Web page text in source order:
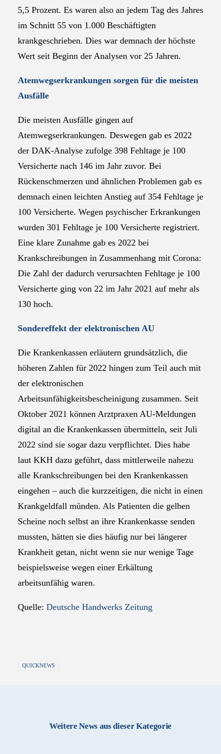
5,5 Prozent. Es waren also an jedem Tag des Jahres
im Schnitt 55 von 1.000 Beschäftigten
krankgeschrieben. Dies war demnach der höchste
Wert seit Beginn der Analysen vor 25 Jahren.
Atemwegserkrankungen sorgen für die meisten
Ausfälle
Die meisten Ausfälle gingen auf
Atemwegserkrankungen. Deswegen gab es 2022
der DAK-Analyse zufolge 398 Fehltage je 100
Versicherte nach 146 im Jahr zuvor. Bei
Rückenschmerzen und ähnlichen Problemen gab es
demnach einen leichten Anstieg auf 354 Fehltage je
100 Versicherte. Wegen psychischer Erkrankungen
wurden 301 Fehltage je 100 Versicherte registriert.
Eine klare Zunahme gab es 2022 bei
Krankschreibungen in Zusammenhang mit Corona:
Die Zahl der dadurch verursachten Fehltage je 100
Versicherte ging von 22 im Jahr 2021 auf mehr als
130 hoch.
Sondereffekt der elektronischen AU
Die Krankenkassen erläutern grundsätzlich, die
höheren Zahlen für 2022 hingen zum Teil auch mit
der elektronischen
Arbeitsunfähigkeitsbescheinigung zusammen. Seit
Oktober 2021 können Arztpraxen AU-Meldungen
digital an die Krankenkassen übermitteln, seit Juli
2022 sind sie sogar dazu verpflichtet. Dies habe
laut KKH dazu geführt, dass mittlerweile nahezu
alle Krankschreibungen bei den Krankenkassen
eingehen – auch die kurzzeitigen, die nicht in einen
Krankgeldfall münden. Als Patienten die gelben
Scheine noch selbst an ihre Krankenkasse senden
mussten, hätten sie dies häufig nur bei längerer
Krankheit getan, nicht wenn sie nur wenige Tage
beispielsweise wegen einer Erkältung
arbeitsunfähig waren.
Quelle: Deutsche Handwerks Zeitung
QUICKNEWS
Weitere News aus dieser Kategorie